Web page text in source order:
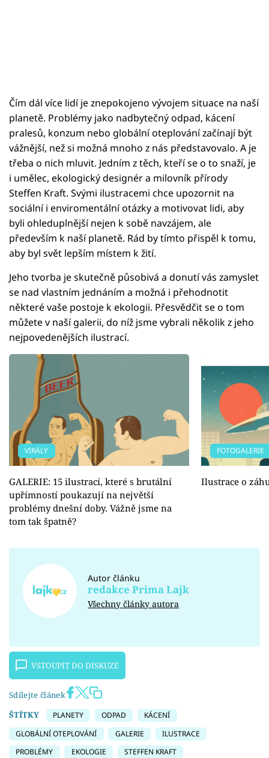
Čím dál více lidí je znepokojeno vývojem situace na naší
planetě. Problémy jako nadbytečný odpad, kácení
pralesů, konzum nebo globální oteplování začínají být
vážnější, než si možná mnoho z nás představovalo. A je
třeba o nich mluvit. Jedním z těch, kteří se o to snaží, je
i umělec, ekologický designér a milovník přírody
Steffen Kraft. Svými ilustracemi chce upozornit na
sociální i enviromentální otázky a motivovat lidi, aby
byli ohleduplnější nejen k sobě navzájem, ale
především k naší planetě. Rád by tímto přispěl k tomu,
aby byl svět lepším místem k žití.
Jeho tvorba je skutečně působivá a donutí vás zamyslet
se nad vlastním jednáním a možná i přehodnotit
některé vaše postoje k ekologii. Přesvědčit se o tom
můžete v naší galerii, do níž jsme vybrali několik z jeho
nejpovedenějších ilustrací.
VIRÁLY
GALERIE: 15 ilustrací, které s brutální
upřímností poukazují na největší
problémy dnešní doby. Vážně jsme na
tom tak špatně?
FOTOGALERIE
Ilustrace o
Autor článku
redakce Prima Lajk
Všechny články autora
VSTOUPIT DO DISKUZE
Sdílejte článek
ŠTÍTKY
PLANETY ODPAD
KÁCENÍ
GLOBÁLNÍ OTEPLOVÁNÍ
GALERIE
ILUSTRACE
PROBLÉMY
EKOLOGIE STEFFEN KRAFT